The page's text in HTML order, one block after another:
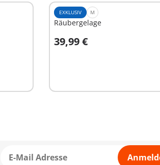
EXKLUSIV M
Räubergelage
39,99 €
In den Warenkorb